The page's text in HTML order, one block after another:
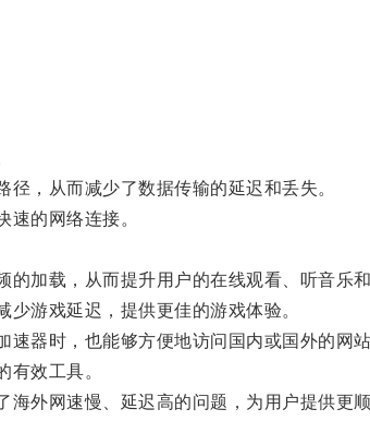
，从而减少了数据传输的延迟和丢失。
的网络连接。
载，从而提升用户的在线观看、听音乐和
游戏延迟，提供更佳的游戏体验。
时，也能够方便地访问国内或国外的网站
效工具。
网速慢、延迟高的问题，为用户提供更顺